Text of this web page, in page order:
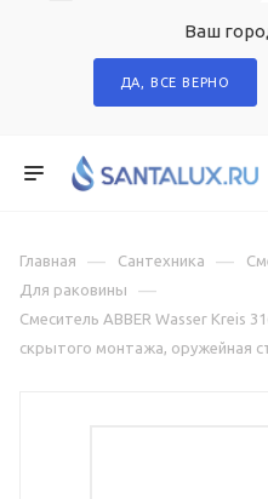
Ваш
ДА, ВСЕ ВЕРНО
Главная — Сантехника —
Для раковины —
Смеситель ABBER Wasser Kreis
скрытого монтажа, оружейная